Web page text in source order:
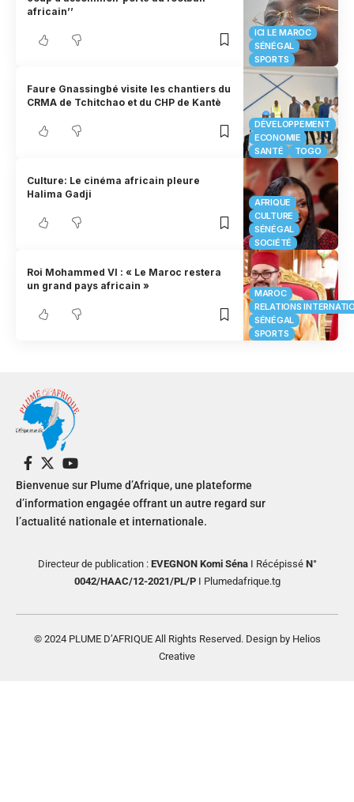
ICI LE MAROC
SÉNÉGAL
SPORTS
africain’’
DÉVELOPPEMENT
ECONOMIE
SANTÉ
TOGO
Faure Gnassingbé visite les chantiers du
CRMA de Tchitchao et du CHP de Kantè
AFRIQUE
CULTURE
SÉNÉGAL
SOCIÉTÉ
Culture: Le cinéma africain pleure
Halima Gadji
MAROC
RELATIONS
SÉNÉGAL
SPORTS
Roi Mohammed VI : « Le Maroc restera
un grand pays africain »
Bienvenue sur Plume d’Afrique, une plateforme
d’information engagée offrant un autre regard sur
l’actualité nationale et internationale.
Directeur de publication : EVEGNON Komi SénaI RécépisséN°
0042/HAAC/12-2021/PL/PI Plumedafrique.tg
© 2024 PLUME D’AFRIQUE All Rights Reserved. Design by Helios
Creative